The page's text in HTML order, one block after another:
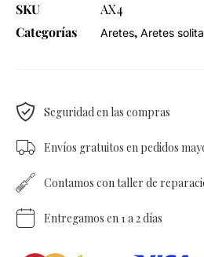
SKU
AX4
Categorías
Aretes, Aretes
Seguridad en las compras
Envíos gratuitos en pedidos
Contamos con taller de
Entregamos en 1 a 2 días